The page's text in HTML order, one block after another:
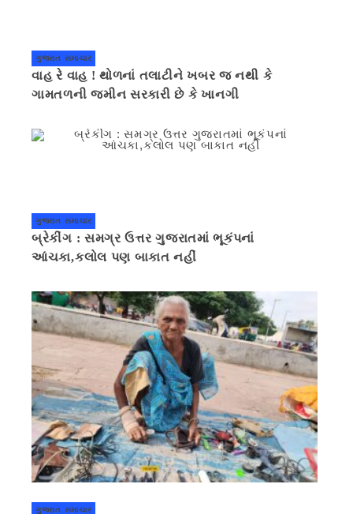
ગુજરાત સમાચાર
વાહ રે વાહ ! થોળનાં તલાટીને ખબર જ નથી કે
ગામતળની જમીન સરકારી છે કે ખાનગી
ગુજરાત સમાચાર
બ્રેકીંગ : સમગ્ર ઉત્તર ગુજરાતમાં ભૂકંપનાં
આંચકા,કલોલ પણ બાકાત નહીં
ગુજરાત સમાચાર